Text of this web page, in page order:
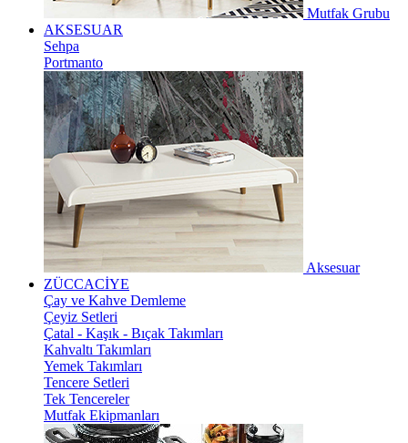
Mutfak Grubu
AKSESUAR
Sehpa
Portmanto
Aksesuar
ZÜCCACİYE
Çay ve Kahve Demleme
Çeyiz Setleri
Çatal - Kaşık - Bıçak Takımları
Kahvaltı Takımları
Yemek Takımları
Tencere Setleri
Tek Tencereler
Mutfak Ekipmanları